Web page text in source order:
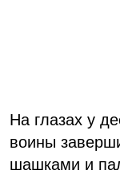
На глазах у
воины
шашками и